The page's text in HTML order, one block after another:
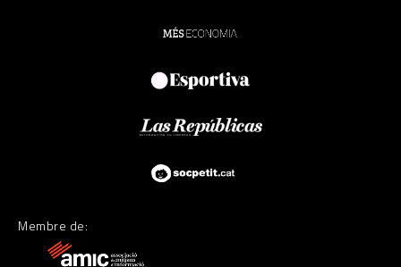
Membre de: